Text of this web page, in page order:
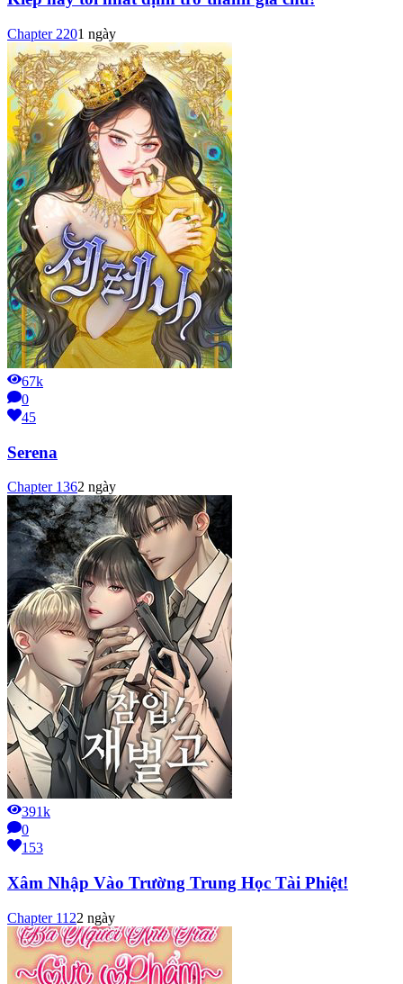
Chapter 2201 ngày
67k
0
45
Serena
Chapter 1362 ngày
391k
0
153
Xâm Nhập Vào Trường Trung Học Tài Phiệt!
Chapter 1122 ngày